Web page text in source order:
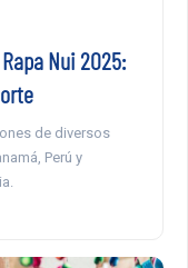
Nui 2025:
de diversos
Perú y